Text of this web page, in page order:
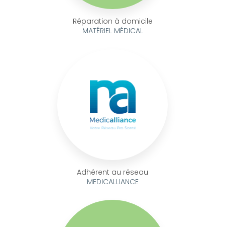
Réparation à domicile
MATÉRIEL MÉDICAL
Adhérent au réseau
MEDICALLIANCE